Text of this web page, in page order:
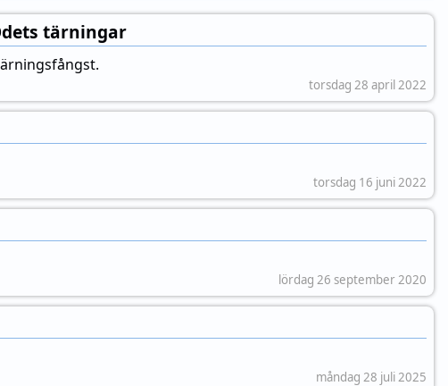
tärningar
torsdag 28 april 2022
torsdag 16 juni 2022
lördag 26 september 2020
måndag 28 juli 2025